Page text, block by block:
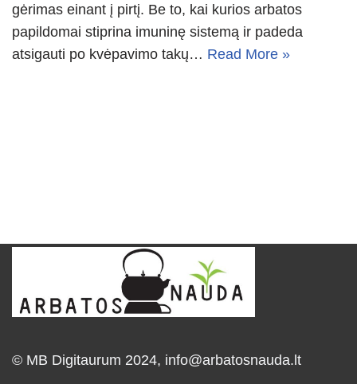
gėrimas einant į pirtį. Be to, kai kurios arbatos
papildomai stiprina imuninę sistemą ir padeda
atsigauti po kvėpavimo takų… Read More »
© MB Digitaurum 2024, info@arbatosnauda.lt